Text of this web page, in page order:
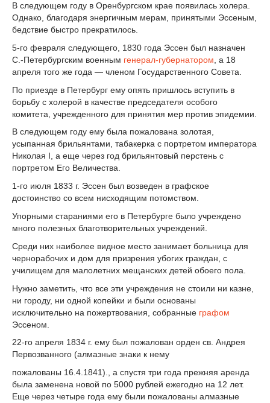
В следующем году в Оренбургском крае появилась холера.
Однако, благодаря энергичным мерам, принятыми Эссеным,
бедствие быстро прекратилось.
5-го февраля следующего, 1830 года Эссен был назначен
С.-Петербургским военным генерал-губернатором , а 18
апреля того же года — членом Государственного Совета.
По приезде в Петербург ему опять пришлось вступить в
борьбу с холерой в качестве председателя особого
комитета, учрежденного для принятия мер против эпидемии.
В следующем году ему была пожалована золотая,
усыпанная брильянтами, табакерка с портретом императора
Николая I, а еще через год брильянтовый перстень с
портретом Его Величества.
1-го июля 1833 г. Эссен был возведен в графское
достоинство со всем нисходящим потомством.
Упорными стараниями его в Петербурге было учреждено
много полезных благотворительных учреждений.
Среди них наиболее видное место занимает больница для
чернорабочих и дом для призрения убогих граждан, с
училищем для малолетних мещанских детей обоего пола.
Нужно заметить, что все эти учреждения не стоили ни казне,
ни городу, ни одной копейки и были основаны
исключительно на пожертвования, собранные графом
Эссеном.
22-го апреля 1834 г. ему был пожалован орден св. Андрея
Первозванного (алмазные знаки к нему
пожалованы 16.4.1841)., а спустя три года прежняя аренда
была заменена новой по 5000 рублей ежегодно на 12 лет.
Еще через четыре года ему были пожалованы алмазные